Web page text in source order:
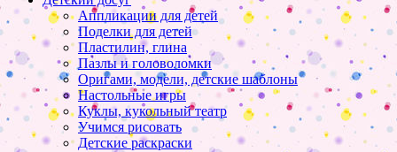
Аппликации для детей
Поделки для детей
Пластилин, глина
Пазлы и головоломки
Оригами, модели, детские шаблоны
Настольные игры
Куклы, кукольный театр
Учимся рисовать
Детские раскраски